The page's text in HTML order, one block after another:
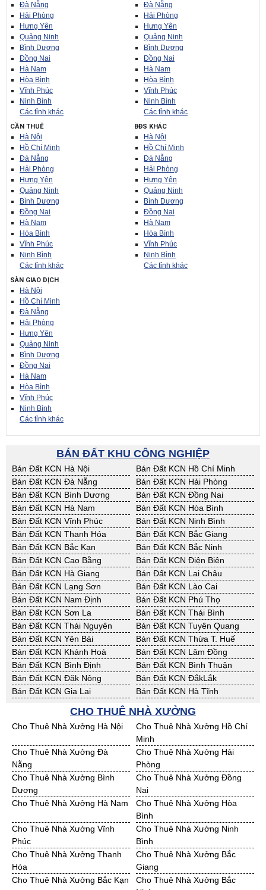
Đà Nẵng
Hải Phòng
Hưng Yên
Quảng Ninh
Bình Dương
Đồng Nai
Hà Nam
Hòa Bình
Vĩnh Phúc
Ninh Bình
Các tỉnh khác
Đà Nẵng
Hải Phòng
Hưng Yên
Quảng Ninh
Bình Dương
Đồng Nai
Hà Nam
Hòa Bình
Vĩnh Phúc
Ninh Bình
Các tỉnh khác
CẦN THUÊ
Hà Nội
Hồ Chí Minh
Đà Nẵng
Hải Phòng
Hưng Yên
Quảng Ninh
Bình Dương
Đồng Nai
Hà Nam
Hòa Bình
Vĩnh Phúc
Ninh Bình
Các tỉnh khác
BĐS KHÁC
Hà Nội
Hồ Chí Minh
Đà Nẵng
Hải Phòng
Hưng Yên
Quảng Ninh
Bình Dương
Đồng Nai
Hà Nam
Hòa Bình
Vĩnh Phúc
Ninh Bình
Các tỉnh khác
SÀN GIAO DỊCH
Hà Nội
Hồ Chí Minh
Đà Nẵng
Hải Phòng
Hưng Yên
Quảng Ninh
Bình Dương
Đồng Nai
Hà Nam
Hòa Bình
Vĩnh Phúc
Ninh Bình
Các tỉnh khác
BÁN ĐẤT KHU CÔNG NGHIỆP
Bán Đất KCN Hà Nội
Bán Đất KCN Hồ Chí Minh
Bán Đất KCN Đà Nẵng
Bán Đất KCN Hải Phòng
Bán Đất KCN Bình Dương
Bán Đất KCN Đồng Nai
Bán Đất KCN Hà Nam
Bán Đất KCN Hòa Bình
Bán Đất KCN Vĩnh Phúc
Bán Đất KCN Ninh Bình
Bán Đất KCN Thanh Hóa
Bán Đất KCN Bắc Giang
Bán Đất KCN Bắc Kạn
Bán Đất KCN Bắc Ninh
Bán Đất KCN Cao Bằng
Bán Đất KCN Điện Biên
Bán Đất KCN Hà Giang
Bán Đất KCN Lai Châu
Bán Đất KCN Lạng Sơn
Bán Đất KCN Lào Cai
Bán Đất KCN Nam Định
Bán Đất KCN Phú Thọ
Bán Đất KCN Sơn La
Bán Đất KCN Thái Bình
Bán Đất KCN Thái Nguyên
Bán Đất KCN Tuyên Quang
Bán Đất KCN Yên Bái
Bán Đất KCN Thừa T. Huế
Bán Đất KCN Khánh Hoà
Bán Đất KCN Lâm Đồng
Bán Đất KCN Bình Định
Bán Đất KCN Bình Thuận
Bán Đất KCN Đăk Nông
Bán Đất KCN ĐắkLắk
Bán Đất KCN Gia Lai
Bán Đất KCN Hà Tĩnh
Bán Đất KCN Nghệ An
Bán Đất KCN Ninh Thuận
Bán Đất KCN Phú Yên
Bán Đất KCN Quảng Bình
Bán Đất KCN Quảng Nam
Bán Đất KCN Quảng Ngãi
Bán Đất KCN Bà Rịa - VT
Bán Đất KCN Cần Thơ
Bán Đất KCN An Giang
Bán Đất KCN Bạc Liêu
Bán Đất KCN Bến Tre
Bán Đất KCN Bình Phước
Bán Đất KCN Cà Mau
Bán Đất KCN Đồng Tháp
Bán Đất KCN Hậu Giang
Bán Đất KCN Kiên Giang
Bán Đất KCN Long An
Bán Đất KCN Sóc Trăng
Bán Đất KCN Tây Ninh
Bán Đất KCN Tiền Giang
Bán Đất KCN Trà Vinh
Bán Đất KCN Vĩnh Long
Bán Đất KCN Hải Dương
Bán Đất KCN Hưng Yên
Bán Đất KCN Quảng Ninh
CHO THUÊ NHÀ XƯỞNG
Cho Thuê Nhà Xưởng Hà Nội
Cho Thuê Nhà Xưởng Hồ Chí
Minh
Cho Thuê Nhà Xưởng Đà
Nẵng
Cho Thuê Nhà Xưởng Hải
Phòng
Cho Thuê Nhà Xưởng Bình
Dương
Cho Thuê Nhà Xưởng Đồng
Nai
Cho Thuê Nhà Xưởng Hà Nam
Cho Thuê Nhà Xưởng Hòa
Bình
Cho Thuê Nhà Xưởng Vĩnh
Phúc
Cho Thuê Nhà Xưởng Ninh
Bình
Cho Thuê Nhà Xưởng Thanh
Hóa
Cho Thuê Nhà Xưởng Bắc
Giang
Cho Thuê Nhà Xưởng Bắc Kạn
Cho Thuê Nhà Xưởng Bắc